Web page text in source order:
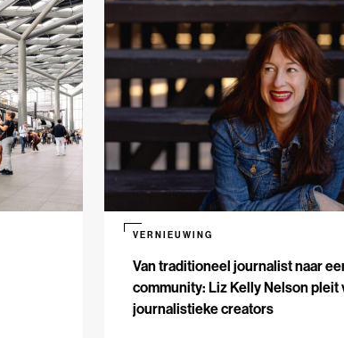
Van traditioneel journalist naar
community: Liz Kelly Nelson pleit
journalistieke creators
VERNIEUWING